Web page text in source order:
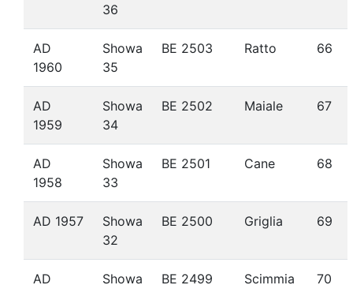
36
AD
1960
Showa
35
BE 2503 Ratto 66
AD
1959
Showa
34
BE 2502 Maiale 67
AD
1958
Showa
33
BE 2501 Cane 68
AD 1957
Showa
32
BE 2500 Griglia 69
AD
Showa
BE 2499 Scimmia 70